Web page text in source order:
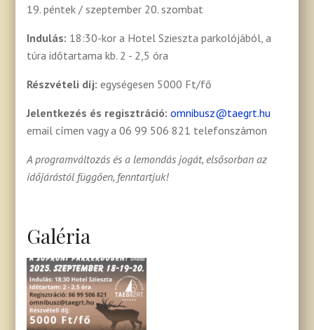
19. péntek / szeptember 20. szombat
Indulás: 18:30-kor a Hotel Szieszta parkolójából, a
túra időtartama kb. 2 - 2,5 óra
Részvételi díj:egységesen 5000 Ft/fő
Jelentkezés és regisztráció:omnibusz@taegrt.hu
email címen vagy a 06 99 506 821 telefonszámon
A programváltozás és a lemondás jogát, elsősorban az
időjárástól függően, fenntartjuk!
Galéria